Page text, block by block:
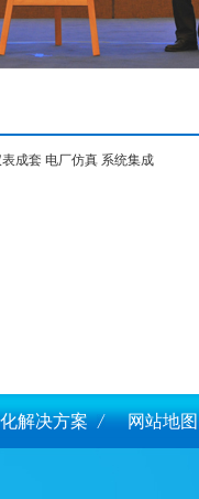
成套 电厂仿真 系统集成
解决方案 网站地图